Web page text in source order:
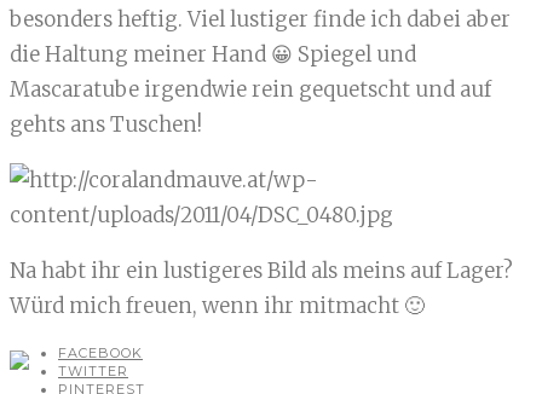
besonders heftig. Viel lustiger finde ich dabei aber
die Haltung meiner Hand 😀 Spiegel und
Mascaratube irgendwie rein gequetscht und auf
gehts ans Tuschen!
Na habt ihr ein lustigeres Bild als meins auf Lager?
Würd mich freuen, wenn ihr mitmacht 🙂
FACEBOOK
TWITTER
PINTEREST